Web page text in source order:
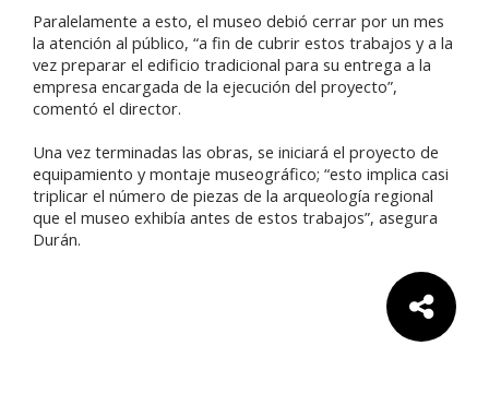
Paralelamente a esto, el museo debió cerrar por un mes
la atención al público, “a fin de cubrir estos trabajos y a la
vez preparar el edificio tradicional para su entrega a la
empresa encargada de la ejecución del proyecto”,
comentó el director.
Una vez terminadas las obras, se iniciará el proyecto de
equipamiento y montaje museográfico; “esto implica casi
triplicar el número de piezas de la arqueología regional
que el museo exhibía antes de estos trabajos”, asegura
Durán.